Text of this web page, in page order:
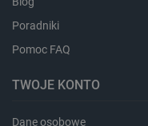
Poradniki
Pomoc FAQ
TWOJE KONTO
Dane osobowe